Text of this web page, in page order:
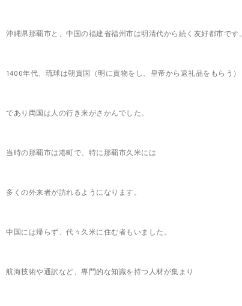
沖縄県那覇市と、中国の福建省福州市は明清代から続く友好都市です。
1400年代、琉球は朝貢国（明に貢物をし、皇帝から返礼品をもらう）
であり両国は人の行き来がさかんでした。
当時の那覇市は港町で、特に那覇市久米には
多くの外来者が訪れるようになります。
中国には帰らず、代々久米に住む者もいました。
航海技術や通訳など、専門的な知識を持つ人材が集まり